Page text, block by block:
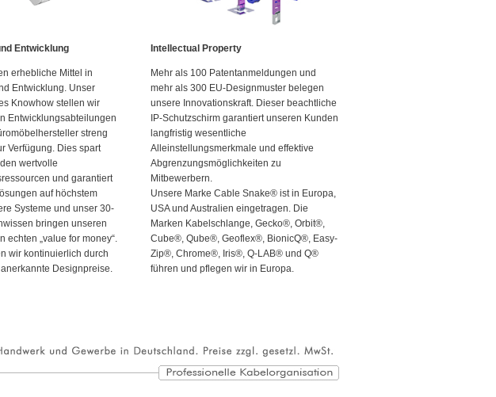
Entwicklung
erhebliche Mittel in
Entwicklung. Unser
Knowhow stellen wir
Entwicklungsabteilungen
streng
Verfügung. Dies spart
wertvolle
und garantiert
auf höchstem
Systeme und unser 30-
bringen unseren
echten „value for money“.
wir kontinuierlich durch
Designpreise.
Intellectual Property
Mehr als 100 Patentanmeldungen und
mehr als 300 EU-Designmuster belegen
unsere Innovationskraft. Dieser beachtliche
IP-Schutzschirm garantiert unseren Kunden
langfristig wesentliche
Alleinstellungsmerkmale und effektive
Abgrenzungsmöglichkeiten zu
Mitbewerbern.
Unsere Marke Cable Snake® ist in Europa,
USA und Australien eingetragen. Die
Marken Kabelschlange, Gecko®, Orbit®,
Cube®, Qube®, Geoflex®, BionicQ®, Easy-
Zip®, Chrome®, Iris®, Q-LAB® und Q®
führen und pflegen wir in Europa.